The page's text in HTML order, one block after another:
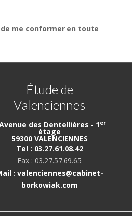
me conformer en toute
Étude de
Valenciennes
des Dentellières - 1er
étage
59300 VALENCIENNES
Tel : 03.27.61.08.42
Fax : 03.27.57.69.65
: valenciennes@cabinet-
borkowiak.com